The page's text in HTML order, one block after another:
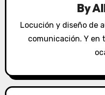
ó
e
By
Locución y diseño de
comunicación. Y en